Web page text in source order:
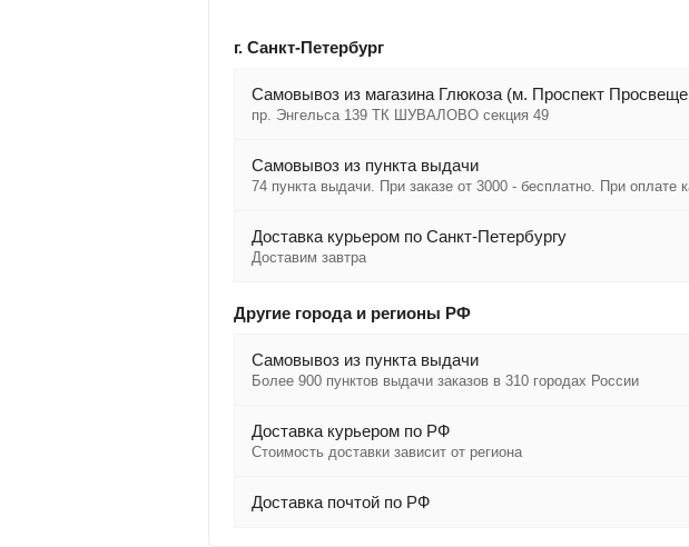
г. Санкт-Петербург
Cамовывоз из магазина Глюкоза (м. Проспект
пр. Энгельса 139 ТК ШУВАЛОВО секция 49
Самовывоз из пункта выдачи
74 пункта выдачи. При заказе от 3000 - бесплатно. При оплате
Доставка курьером по Санкт-Петербургу
Доставим завтра
Другие города и регионы РФ
Самовывоз из пункта выдачи
Более 900 пунктов выдачи заказов в 310 городах России
Доставка курьером по РФ
Стоимость доставки зависит от региона
Доставка почтой по РФ